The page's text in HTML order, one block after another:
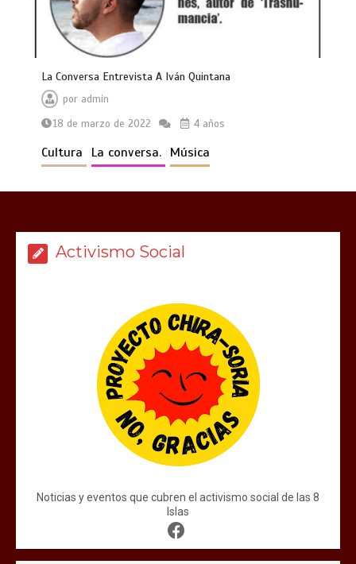
La Conversa Entrevista A Iván Quintana
por admin
18 de marzo de 2022
4 años
Cultura La conversa. Música
Activismo Social
Noticias y eventos que cubren el activismo social de las 8
Islas